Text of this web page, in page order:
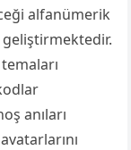
alfanümerik
anıları